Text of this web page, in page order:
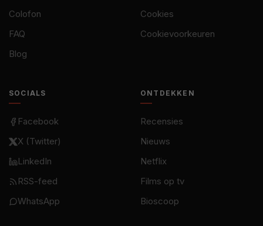
Colofon
FAQ
Blog
Cookies
Cookievoorkeuren
SOCIALS
Facebook
X (Twitter)
LinkedIn
RSS-feed
WhatsApp
ONTDEKKEN
Recensies
Nieuws
Netflix
Films op tv
Bioscoop